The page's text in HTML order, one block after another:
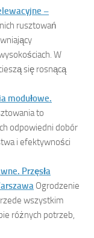
–
rusztowań
W
się rosnącą
modułowe.
to
odpowiedni dobór
i efektywności
Przęsła
Ogrodzenie
wszystkim
różnych potrzeb,